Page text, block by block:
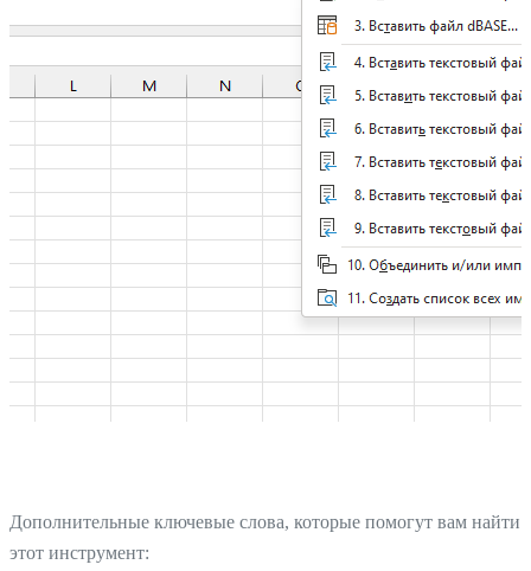
Дополнительные ключевые слова, которые помогут вам найти
этот инструмент: